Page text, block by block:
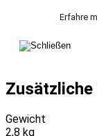
Erfahre
Gewicht
2,8 kg